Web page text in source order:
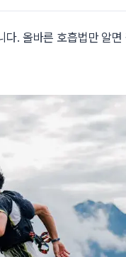
다. 올바른 호흡법만 알